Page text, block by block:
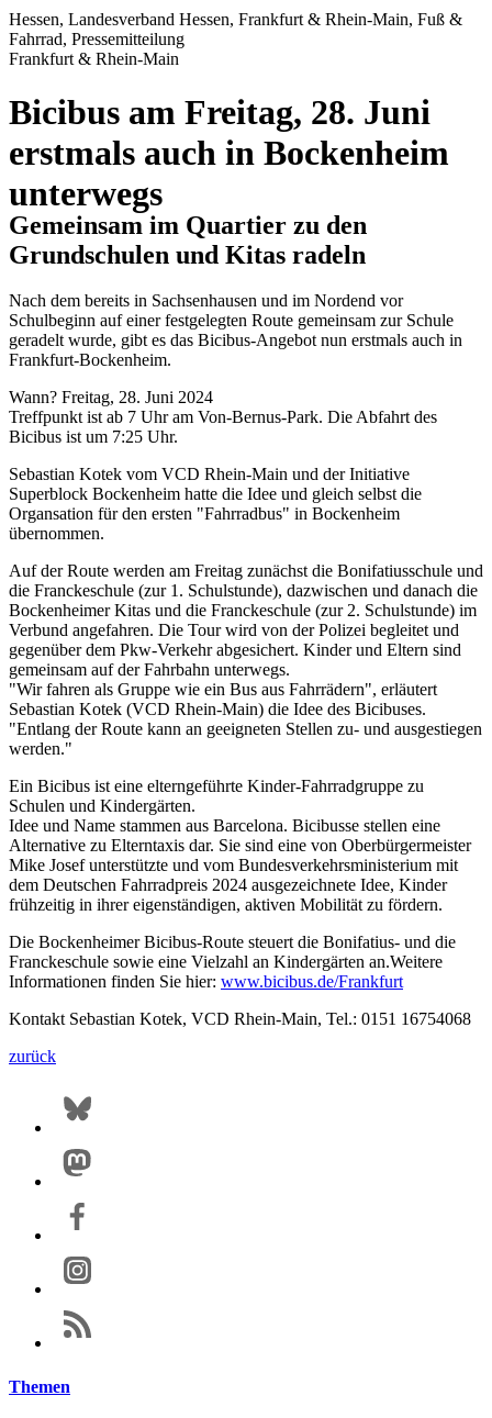
Hessen, Landesverband Hessen, Frankfurt & Rhein-Main, Fuß &
Fahrrad, Pressemitteilung
Frankfurt & Rhein-Main
Bicibus am Freitag, 28. Juni
erstmals auch in Bockenheim
unterwegs
Gemeinsam im Quartier zu den
Grundschulen und Kitas radeln
Nach dem bereits in Sachsenhausen und im Nordend vor
Schulbeginn auf einer festgelegten Route gemeinsam zur Schule
geradelt wurde, gibt es das Bicibus-Angebot nun erstmals auch in
Frankfurt-Bockenheim.
Wann? Freitag, 28. Juni 2024
Treffpunkt ist ab 7 Uhr am Von-Bernus-Park. Die Abfahrt des
Bicibus ist um 7:25 Uhr.
Sebastian Kotek vom VCD Rhein-Main und der Initiative
Superblock Bockenheim hatte die Idee und gleich selbst die
Organsation für den ersten "Fahrradbus" in Bockenheim
übernommen.
Auf der Route werden am Freitag zunächst die Bonifatiusschule und
die Franckeschule (zur 1. Schulstunde), dazwischen und danach die
Bockenheimer Kitas und die Franckeschule (zur 2. Schulstunde) im
Verbund angefahren. Die Tour wird von der Polizei begleitet und
gegenüber dem Pkw-Verkehr abgesichert. Kinder und Eltern sind
gemeinsam auf der Fahrbahn unterwegs.
"Wir fahren als Gruppe wie ein Bus aus Fahrrädern", erläutert
Sebastian Kotek (VCD Rhein-Main) die Idee des Bicibuses.
"Entlang der Route kann an geeigneten Stellen zu- und ausgestiegen
werden."
Ein Bicibus ist eine elterngeführte Kinder-Fahrradgruppe zu
Schulen und Kindergärten.
Idee und Name stammen aus Barcelona. Bicibusse stellen eine
Alternative zu Elterntaxis dar. Sie sind eine von Oberbürgermeister
Mike Josef unterstützte und vom Bundesverkehrsministerium mit
dem Deutschen Fahrradpreis 2024 ausgezeichnete Idee, Kinder
frühzeitig in ihrer eigenständigen, aktiven Mobilität zu fördern.
Die Bockenheimer Bicibus-Route steuert die Bonifatius- und die
Franckeschule sowie eine Vielzahl an Kindergärten an.Weitere
Informationen finden Sie hier: www.bicibus.de/Frankfurt
Kontakt Sebastian Kotek, VCD Rhein-Main, Tel.: 0151 16754068
zurück
Themen